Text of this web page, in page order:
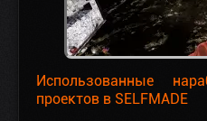
Использованные
проектов в SELFMADE